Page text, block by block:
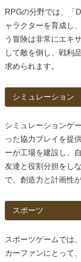
RPGの分野では、「
ャラクターを育成し
う冒険は非常にエキ
して敵を倒し、戦利
求められます。
シミュレーション
シミュレーションゲ
った協力プレイを提
ーが工場を建設し、
友達と役割分担をし
で、創造力と計画性
スポーツ
スポーツゲームでは
カーファンにとって